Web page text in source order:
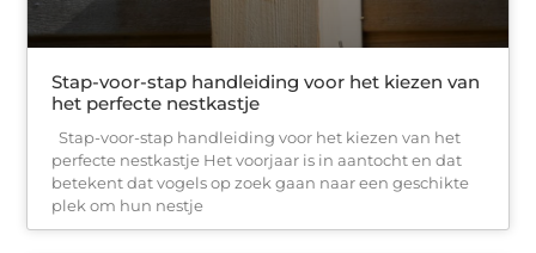
Stap-voor-stap handleiding voor het kiezen van
het perfecte nestkastje
Stap-voor-stap handleiding voor het kiezen van het
perfecte nestkastje Het voorjaar is in aantocht en dat
betekent dat vogels op zoek gaan naar een geschikte
plek om hun nestje